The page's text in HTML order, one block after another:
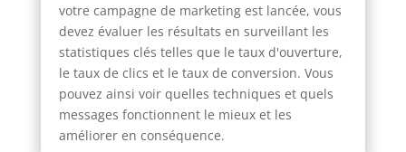
votre campagne de marketing est lancée, vous
devez évaluer les résultats en surveillant les
statistiques clés telles que le taux d'ouverture,
le taux de clics et le taux de conversion. Vous
pouvez ainsi voir quelles techniques et quels
messages fonctionnent le mieux et les
améliorer en conséquence.